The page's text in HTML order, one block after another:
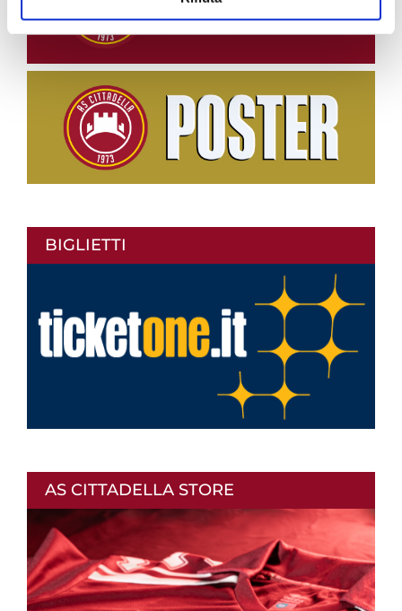
BIGLIETTI
AS CITTADELLA STORE